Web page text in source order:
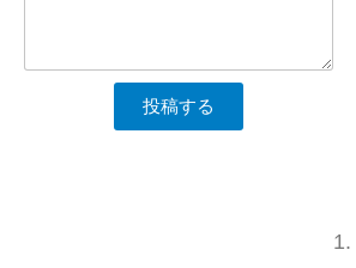
ル
投稿する